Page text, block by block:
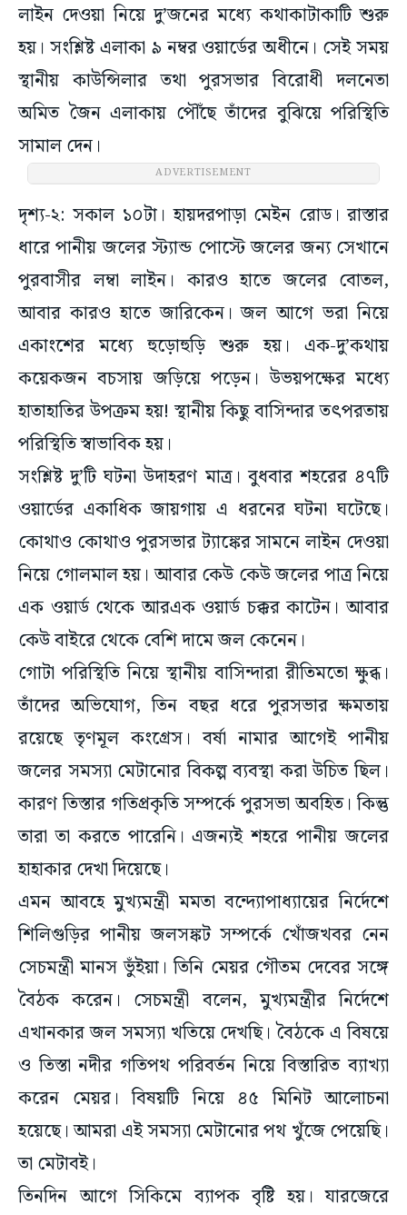
লাইন দেওয়া নিয়ে দু’জনের মধ্যে কথাকাটাকাটি শুরু
হয়। সংশ্লিষ্ট এলাকা ৯ নম্বর ওয়ার্ডের অধীনে। সেই সময়
স্থানীয় কাউন্সিলার তথা পুরসভার বিরোধী দলনেতা
অমিত জৈন এলাকায় পৌঁছে তাঁদের বুঝিয়ে পরিস্থিতি
সামাল দেন।
ADVERTISEMENT
দৃশ্য-২: সকাল ১০টা। হায়দরপাড়া মেইন রোড। রাস্তার
ধারে পানীয় জলের স্ট্যান্ড পোস্টে জলের জন্য সেখানে
পুরবাসীর লম্বা লাইন। কারও হাতে জলের বোতল,
আবার কারও হাতে জারিকেন। জল আগে ভরা নিয়ে
একাংশের মধ্যে হুড়োহুড়ি শুরু হয়। এক-দু’কথায়
কয়েকজন বচসায় জড়িয়ে পড়েন। উভয়পক্ষের মধ্যে
হাতাহাতির উপক্রম হয়! স্থানীয় কিছু বাসিন্দার তৎপরতায়
পরিস্থিতি স্বাভাবিক হয়।
সংশ্লিষ্ট দু’টি ঘটনা উদাহরণ মাত্র। বুধবার শহরের ৪৭টি
ওয়ার্ডের একাধিক জায়গায় এ ধরনের ঘটনা ঘটেছে।
কোথাও কোথাও পুরসভার ট্যাঙ্কের সামনে লাইন দেওয়া
নিয়ে গোলমাল হয়। আবার কেউ কেউ জলের পাত্র নিয়ে
এক ওয়ার্ড থেকে আরএক ওয়ার্ড চক্কর কাটেন। আবার
কেউ বাইরে থেকে বেশি দামে জল কেনেন।
গোটা পরিস্থিতি নিয়ে স্থানীয় বাসিন্দারা রীতিমতো ক্ষুব্ধ।
তাঁদের অভিযোগ, তিন বছর ধরে পুরসভার ক্ষমতায়
রয়েছে তৃণমূল কংগ্রেস। বর্ষা নামার আগেই পানীয়
জলের সমস্যা মেটানোর বিকল্প ব্যবস্থা করা উচিত ছিল।
কারণ তিস্তার গতিপ্রকৃতি সম্পর্কে পুরসভা অবহিত। কিন্তু
তারা তা করতে পারেনি। এজন্যই শহরে পানীয় জলের
হাহাকার দেখা দিয়েছে।
এমন আবহে মুখ্যমন্ত্রী মমতা বন্দ্যোপাধ্যায়ের নির্দেশে
শিলিগুড়ির পানীয় জলসঙ্কট সম্পর্কে খোঁজখবর নেন
সেচমন্ত্রী মানস ভুঁইয়া। তিনি মেয়র গৌতম দেবের সঙ্গে
বৈঠক করেন। সেচমন্ত্রী বলেন, মুখ্যমন্ত্রীর নির্দেশে
এখানকার জল সমস্যা খতিয়ে দেখছি। বৈঠকে এ বিষয়ে
ও তিস্তা নদীর গতিপথ পরিবর্তন নিয়ে বিস্তারিত ব্যাখ্যা
করেন মেয়র। বিষয়টি নিয়ে ৪৫ মিনিট আলোচনা
হয়েছে। আমরা এই সমস্যা মেটানোর পথ খুঁজে পেয়েছি।
তা মেটাবই।
তিনদিন আগে সিকিমে ব্যাপক বৃষ্টি হয়। যারজেরে